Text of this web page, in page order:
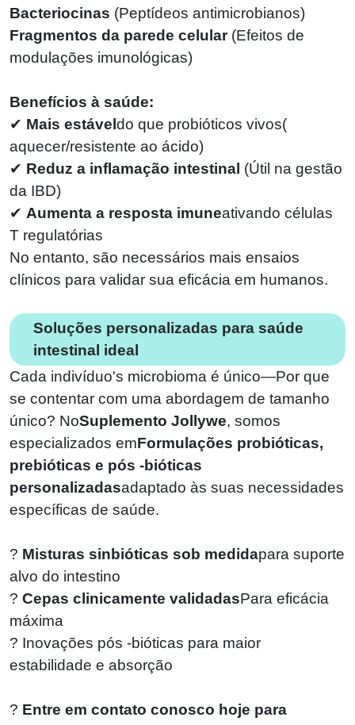
Bacteriocinas (Peptídeos antimicrobianos)
Fragmentos da parede celular(Efeitos de
modulações imunológicas)
Benefícios à saúde:
✔ Mais estável do que probióticos vivos(
aquecer/resistente ao ácido)
✔ Reduz a inflamação intestinal (Útil na gestão
da IBD)
✔ Aumenta a resposta imuneativando células
T regulatórias
No entanto, são necessários mais ensaios
clínicos para validar sua eficácia em humanos.
Soluções personalizadas para saúde
intestinal ideal
Cada indivíduo's microbioma é único—Por que
se contentar com uma abordagem de tamanho
único? NoSuplemento Jollywe, somos
especializados emFormulações probióticas,
prebióticas e pós -bióticas
personalizadasadaptado às suas necessidades
específicas de saúde.
? Misturas sinbióticas sob medidapara suporte
alvo do intestino
? Cepas clinicamente validadasPara eficácia
máxima
? Inovações pós -bióticas para maior
estabilidade e absorção
? Entre em contato conosco hoje para